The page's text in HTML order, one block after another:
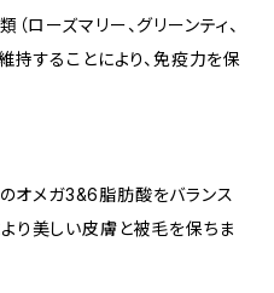
ローズマリー、グリーンティ、
持することにより、免疫力を保
のオメガ3&6脂肪酸をバランス
り美しい皮膚と被毛を保ちま